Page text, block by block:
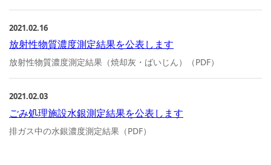
2021.02.16
放射性物質濃度測定結果を公表します
放射性物質濃度測定結果（焼却灰・ばいじん）（PDF）
2021.02.03
ごみ処理施設水銀測定結果を公表します
排ガス中の水銀濃度測定結果（PDF）